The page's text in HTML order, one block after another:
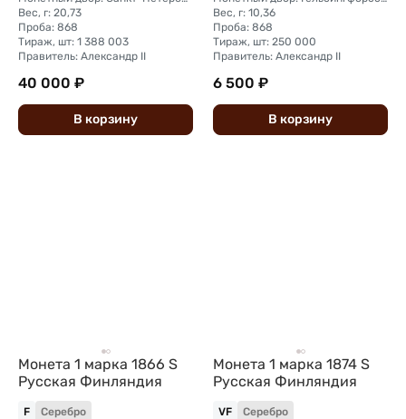
Вес, г: 20,73
Проба: 868
Тираж, шт: 1 388 003
Правитель: Александр II
40 000 ₽
В корзину
Вес, г: 10,36
Проба: 868
Тираж, шт: 250 000
Правитель: Александр II
6 500 ₽
В корзину
Монета 1 марка 1866 S
Русская Финляндия
F Серебро
Монета 1 марка 1874 S
Русская Финляндия
VF Серебро